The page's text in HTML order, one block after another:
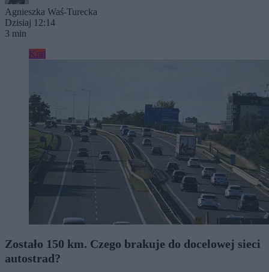
Agnieszka Waś-Turecka
Dzisiaj 12:14
3 min
Kraj
Zostało 150 km. Czego brakuje do docelowej sieci
autostrad?